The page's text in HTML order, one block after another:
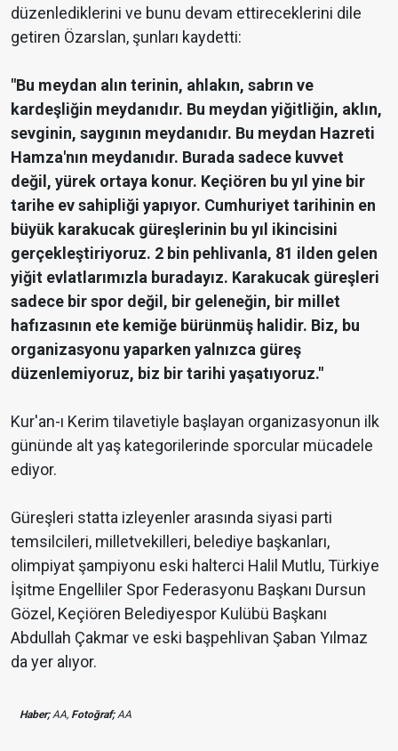
düzenlediklerini ve bunu devam ettireceklerini dile
getiren Özarslan, şunları kaydetti:
"Bu meydan alın terinin, ahlakın, sabrın ve
kardeşliğin meydanıdır. Bu meydan yiğitliğin, aklın,
sevginin, saygının meydanıdır. Bu meydan Hazreti
Hamza'nın meydanıdır. Burada sadece kuvvet
değil, yürek ortaya konur. Keçiören bu yıl yine bir
tarihe ev sahipliği yapıyor. Cumhuriyet tarihinin en
büyük karakucak güreşlerinin bu yıl ikincisini
gerçekleştiriyoruz. 2 bin pehlivanla, 81 ilden gelen
yiğit evlatlarımızla buradayız. Karakucak güreşleri
sadece bir spor değil, bir geleneğin, bir millet
hafızasının ete kemiğe bürünmüş halidir. Biz, bu
organizasyonu yaparken yalnızca güreş
düzenlemiyoruz, biz bir tarihi yaşatıyoruz."
Kur'an-ı Kerim tilavetiyle başlayan organizasyonun ilk
gününde alt yaş kategorilerinde sporcular mücadele
ediyor.
Güreşleri statta izleyenler arasında siyasi parti
temsilcileri, milletvekilleri, belediye başkanları,
olimpiyat şampiyonu eski halterci Halil Mutlu, Türkiye
İşitme Engelliler Spor Federasyonu Başkanı Dursun
Gözel, Keçiören Belediyespor Kulübü Başkanı
Abdullah Çakmar ve eski başpehlivan Şaban Yılmaz
da yer alıyor.
Haber;AA, Fotoğraf;AA